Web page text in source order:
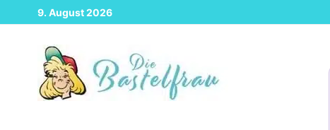
Zurück
zum
9. August 2026